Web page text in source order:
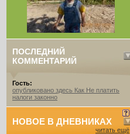
ПОСЛЕДНИЙ
КОММЕНТАРИЙ
Гость:
опубликовано здесь Как Не платить
налоги законно
НОВОЕ В ДНЕВНИКАХ
читать ещё